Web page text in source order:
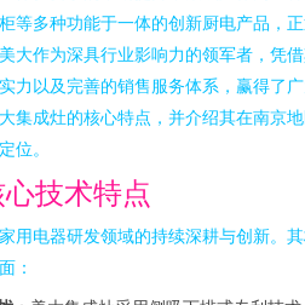
等多种功能于一体的创新厨电产品，
大作为深具行业影响力的领军者，凭
力以及完善的销售服务体系，赢得了
集成灶的核心特点，并介绍其在南京
位。
技术特点
用电器研发领域的持续深耕与创新。
：